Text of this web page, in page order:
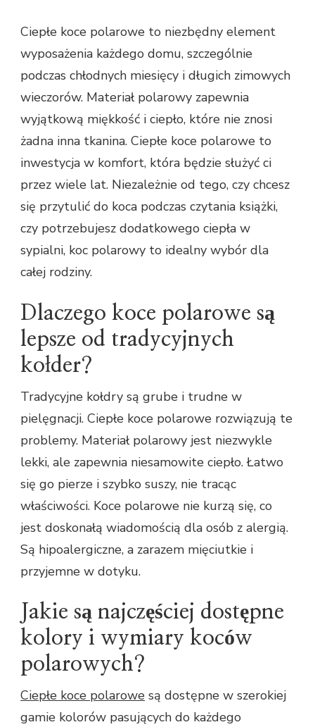
Ciepłe koce polarowe to niezbędny element
wyposażenia każdego domu, szczególnie
podczas chłodnych miesięcy i długich zimowych
wieczorów. Materiał polarowy zapewnia
wyjątkową miękkość i ciepło, które nie znosi
żadna inna tkanina. Ciepłe koce polarowe to
inwestycja w komfort, która będzie służyć ci
przez wiele lat. Niezależnie od tego, czy chcesz
się przytulić do koca podczas czytania książki,
czy potrzebujesz dodatkowego ciepła w
sypialni, koc polarowy to idealny wybór dla
całej rodziny.
Dlaczego koce polarowe są
lepsze od tradycyjnych
kołder?
Tradycyjne kołdry są grube i trudne w
pielęgnacji. Ciepłe koce polarowe rozwiązują te
problemy. Materiał polarowy jest niezwykle
lekki, ale zapewnia niesamowite ciepło. Łatwo
się go pierze i szybko suszy, nie tracąc
właściwości. Koce polarowe nie kurzą się, co
jest doskonałą wiadomością dla osób z alergią.
Są hipoalergiczne, a zarazem mięciutkie i
przyjemne w dotyku.
Jakie są najczęściej dostępne
kolory i wymiary koców
polarowych?
Ciepłe koce polarowe są dostępne w szerokiej
gamie kolorów pasujących do każdego